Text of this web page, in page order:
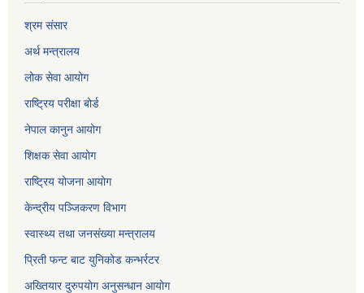
श्रम संसार
अर्थ मन्त्रालय
लोक सेवा आयोग
राष्ट्रिय परीक्षा बोर्ड
नेपाल कानुन आयोग
शिक्षक सेवा आयोग
राष्ट्रिय योजना आयोग
केन्द्रीय पञ्जिकरण विभाग
स्वास्थ्य तथा जनसंख्या मन्त्रालय
प्रिती फन्ट बाट युनिकोड कन्भर्रटर
अख्तियार दुरुपयोग अनुसन्धान आयोग